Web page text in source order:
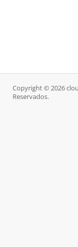
Copyright © 2026
Reservados.